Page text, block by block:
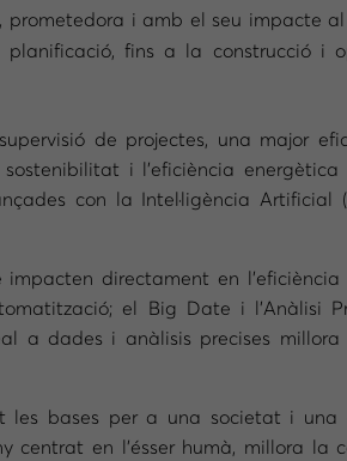
i amb el seu impacte
fins a la construcció i
de projectes, una major
i l’eficiència energètica
con la Intel·ligència Artificial
directament en
el Big Date i l’Anàlisi
a dades i anàlisis precises
bases per a una societat i una
en l’ésser humà, millora la